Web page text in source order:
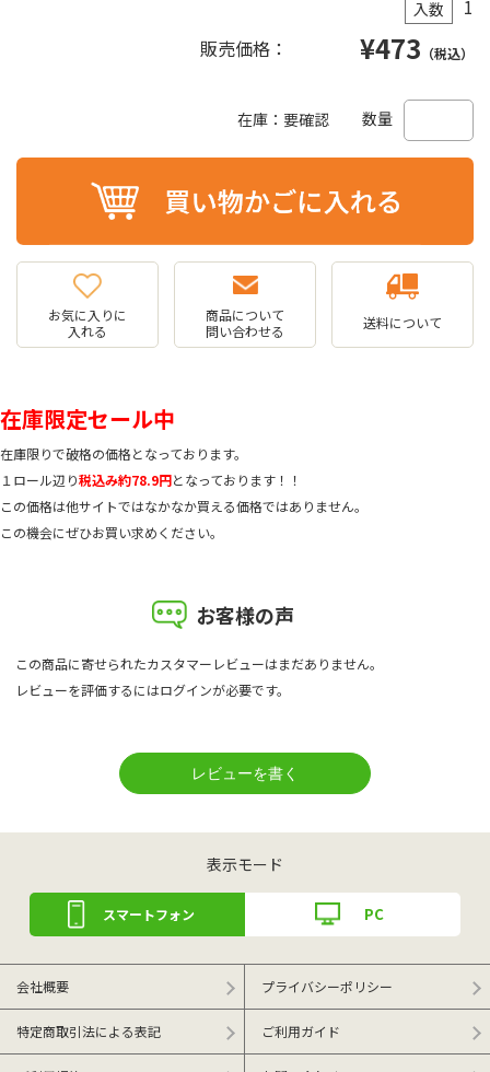
入数
1
販売価格：
¥473 （税込）
在庫：要確認 数量
お気に入りに
入れる
商品について
問い合わせる
送料について
在庫限定セール中
在庫限りで破格の価格となっております。
１ロール辺り税込み約78.9円となっております！！
この価格は他サイトではなかなか買える価格ではありません。
この機会にぜひお買い求めください。
お客様の声
この商品に寄せられたカスタマーレビューはまだありません。
レビューを評価するにはログインが必要です。
表示モード
スマートフォン PC
会社概要 プライバシーポリシー
特定商取引法による表記 ご利用ガイド